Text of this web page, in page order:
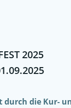
2025
durch die Kur-